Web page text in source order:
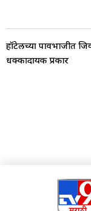
हॉटेलच्या पावभाजीत
धक्कादायक प्रकार